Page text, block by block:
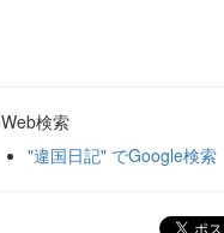
検索
"違国日記" でGoogle検索